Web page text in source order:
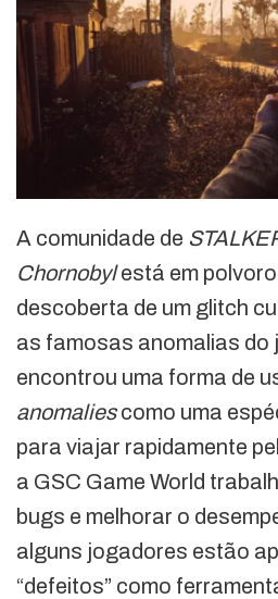
A comunidade de
Chornobylestá em
descoberta de um glitch
as famosas anomalias do
encontrou uma forma de
anomaliescomo uma
para viajar rapidamente
a GSC Game World
bugs e melhorar o
alguns jogadores estão
“defeitos” como